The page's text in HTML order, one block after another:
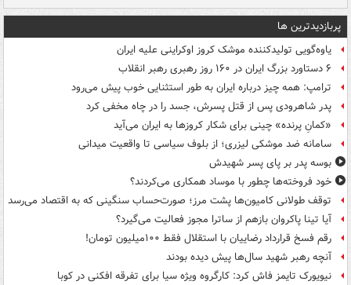
پربازدیدترین ها
یاوه‌گویی تولیدکننده موشک کروز اوکراینی علیه ایران
۶ دستاورد بزرگ ایران در ۱۶۰ روز رهبری رهبر انقلاب
ترامپ: همه چیز درباره ایران به طور استثنایی خوب پیش می‌رود
پدر شاهرودی پس از قتل پسرش، جسد را در چاه مخفی کرد
«کمانِ پرنده» چینی برای شکار کروزها به ایران می‌آید
سامانه ضد موشکی لیزری؛ از بلوف سیاسی تا واقعیت میدانی
بوسه‌ پدر بر پای پسر شهیدش
خود فروخته‌ها چطور با موساد همکاری می‌کردند؟
توقف طولانی کامیون‌ها پشت مرز؛ صورت‌حساب سنگینی که به اقتصاد می‌رسد
آیا تینا پاکروان بازهم از ساترا مجوز فعالیت می‌گیرد؟
رقم فسخ قرارداد رضاییان با استقلال فقط ۱۰۰میلیون تومان!
آنچه رهبر شهید سال‌ها پیش دیده بودند
نیویورک تایمز فاش کرد: کارگروه ویژه سیا برای تفرقه افکنی در کوبا